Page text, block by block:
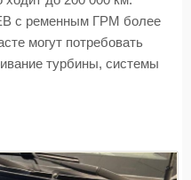
с ременным ГРМ более
могут потребовать
турбины, системы